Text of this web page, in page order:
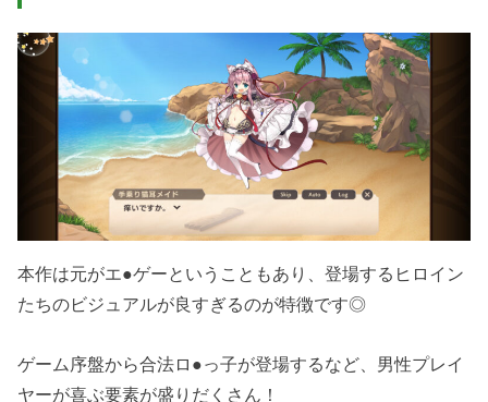
本作は元がエ●ゲーということもあり、登場するヒロイン
たちのビジュアルが良すぎるのが特徴です◎
ゲーム序盤から合法ロ●っ子が登場するなど、男性プレイ
ヤーが喜ぶ要素が盛りだくさん！